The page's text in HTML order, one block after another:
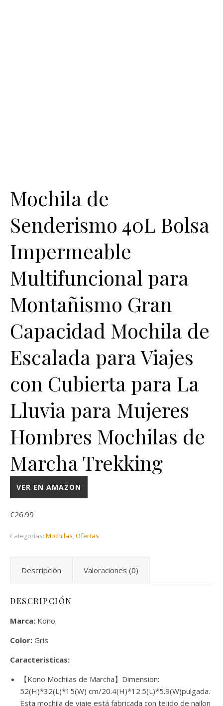
Mochila de
Senderismo 40L Bolsa
Impermeable
Multifuncional para
Montañismo Gran
Capacidad Mochila de
Escalada para Viajes
con Cubierta para La
Lluvia para Mujeres
Hombres Mochilas de
Marcha Trekking
VER EN AMAZON
€26.99
Categorías: Mochilas,Ofertas
Descripción Valoraciones (0)
DESCRIPCIÓN
Marca: Kono
Color: Gris
Caracteristicas:
【Kono Mochilas de Marcha】Dimension:
52(H)*32(L)*15(W) cm/20.4(H)*12.5(L)*5.9(W)pulgada.
Esta mochila de viaje está fabricada con tejido de nailon